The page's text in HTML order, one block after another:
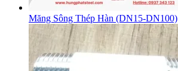
Măng Sông Thép Hàn (DN15-DN100)